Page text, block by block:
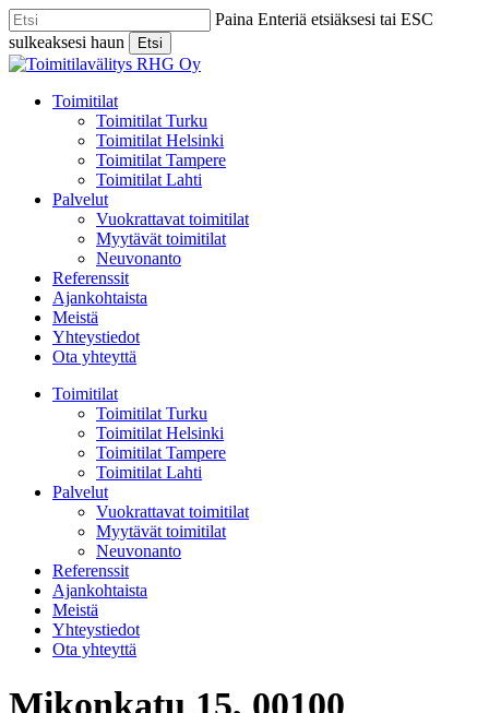
Skip
to
main
content
Paina Enteriä etsiäksesi tai ESC
sulkeaksesi haun
Etsi
Close
Menu
Toimitilat
Toimitilat Turku
Toimitilat Helsinki
Toimitilat Tampere
Toimitilat Lahti
Palvelut
Vuokrattavat toimitilat
Myytävät toimitilat
Neuvonanto
Referenssit
Ajankohtaista
Meistä
Yhteystiedot
Ota yhteyttä
Toimitilat
Toimitilat Turku
Toimitilat Helsinki
Toimitilat Tampere
Toimitilat Lahti
Palvelut
Vuokrattavat toimitilat
Myytävät toimitilat
Neuvonanto
Referenssit
Ajankohtaista
Meistä
Yhteystiedot
Ota yhteyttä
Mikonkatu 15, 00100